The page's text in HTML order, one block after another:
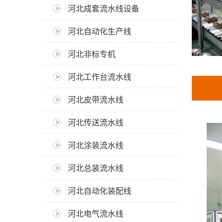
河北成套流水线设备
河北自动化生产线
河北非标专机
河北工作台流水线
河北皮带流水线
河北传送流水线
河北涂装流水线
河北总装流水线
河北自动化装配线
河北电气流水线